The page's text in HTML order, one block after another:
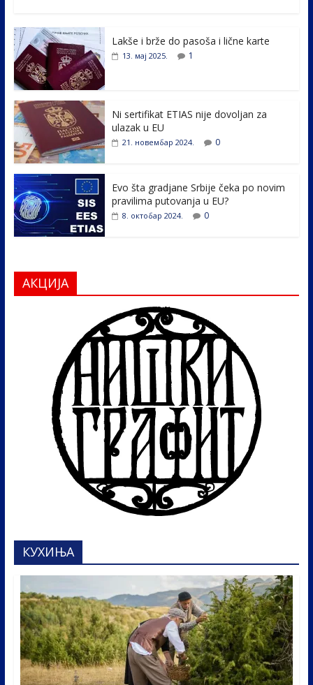
e
b
o
o
k
itt
er e
er ar
e
Lakše i brže do pasoša i lične karte
13. мај 2025. 1
Ni sertifikat ETIAS nije dovoljan za
ulazak u EU
21. новембар 2024. 0
Evo šta gradjane Srbije čeka po novim
pravilima putovanja u EU?
8. октобар 2024. 0
АКЦИЈА
КУХИЊА